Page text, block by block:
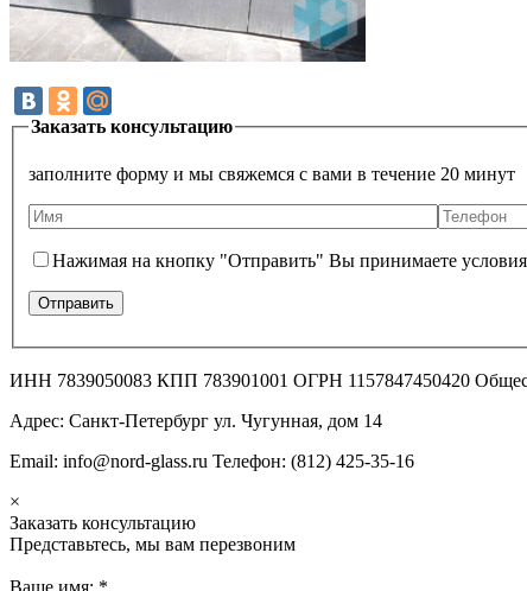
Заказать консультацию
заполните форму и мы свяжемся с вами в течение 20 минут
Нажимая на кнопку "Отправить" Вы принимаете
ИНН 7839050083 КПП 783901001 ОГРН 1157847450420
Адрес: Санкт-Петербург ул. Чугунная, дом 14
Email: info@nord-glass.ru Телефон: (812) 425-35-16
×
Заказать консультацию
Представьтесь, мы вам перезвоним
Ваше имя: *